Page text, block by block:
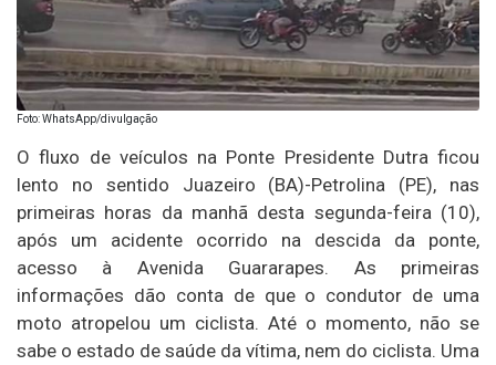
Foto: WhatsApp/divulgação
O fluxo de veículos na Ponte Presidente Dutra ficou
lento no sentido Juazeiro (BA)-Petrolina (PE), nas
primeiras horas da manhã desta segunda-feira (10),
após um acidente ocorrido na descida da ponte,
acesso à Avenida Guararapes. As primeiras
informações dão conta de que o condutor de uma
moto atropelou um ciclista. Até o momento, não se
sabe o estado de saúde da vítima, nem do ciclista. Uma